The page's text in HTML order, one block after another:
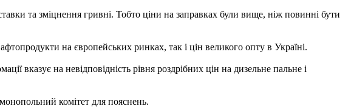
та зміцнення гривні. Тобто ціни на заправках були вище, ніж повинні бути
на європейських ринках, так і цін великого опту в Україні.
вказує на невідповідність рівня роздрібних цін на дизельне пальне і
комітет для пояснень.